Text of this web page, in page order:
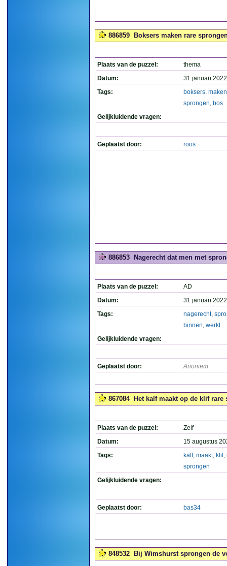
886859 Boksers maken rare
Plaats van de puzzel:
thema
Datum:
31 januari
Tags:
boksers, maken
sprongen, bos
Gelijkluidende vragen:
Geplaatst door: roos
886853 Nagerecht dat men met
Plaats van de puzzel:
AD
Datum:
31 januari
Tags:
nagerecht,
binnen, werkt
Gelijkluidende vragen:
Geplaatst door: Anoniem
867084 Het kalf maakt op de klif rare
Plaats van de puzzel:
Zelf
Datum:
15 augustus
Tags:
kalf, maakt, klif,
sprongen
Gelijkluidende vragen:
Geplaatst door: bas34
848532 Bij Wimshurst sprongen de